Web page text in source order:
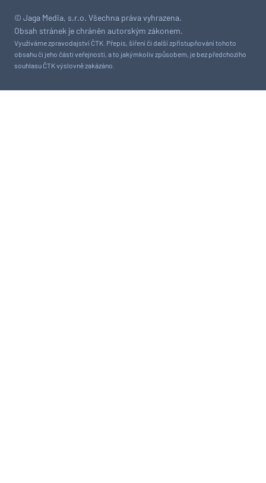
© Jaga Media, s.r.o. Všechna práva vyhrazena.
Obsah stránek je chráněn autorským zákonem.
Využíváme zpravodajství ČTK. Přepis, šíření či další zpřístupňování tohoto
obsahu či jeho části veřejnosti, a to jakýmkoliv způsobem, je bez předchozího
souhlasu ČTK výslovně zakázáno.